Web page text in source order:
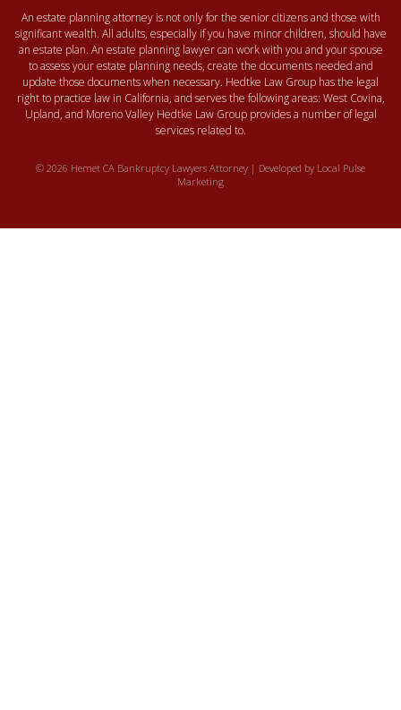
An estate planning attorney is not only for the senior citizens and those with
significant wealth. All adults, especially if you have minor children, should have
an estate plan. An estate planning lawyer can work with you and your spouse
to assess your estate planning needs, create the documents needed and
update those documents when necessary. Hedtke Law Group has the legal
right to practice law in California, and serves the following areas: West Covina,
Upland, and Moreno Valley Hedtke Law Group provides a number of legal
services related to.
© 2026 Hemet CA Bankruptcy Lawyers Attorney | Developed by Local Pulse
Marketing